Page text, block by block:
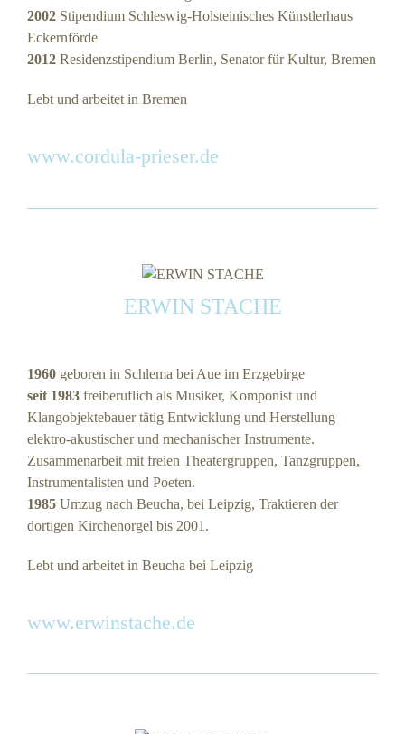
2002 Stipendium Schleswig-Holsteinisches Künstlerhaus
Eckernförde
2012 Residenzstipendium Berlin, Senator für Kultur, Bremen
Lebt und arbeitet in Bremen
www.cordula-prieser.de
ERWIN STACHE
1960 geboren in Schlema bei Aue im Erzgebirge
seit 1983 freiberuflich als Musiker, Komponist und
Klangobjektebauer tätig Entwicklung und Herstellung
elektro-akustischer und mechanischer Instrumente.
Zusammenarbeit mit freien Theatergruppen, Tanzgruppen,
Instrumentalisten und Poeten.
1985 Umzug nach Beucha, bei Leipzig, Traktieren der
dortigen Kirchenorgel bis 2001.
Lebt und arbeitet in Beucha bei Leipzig
www.erwinstache.de